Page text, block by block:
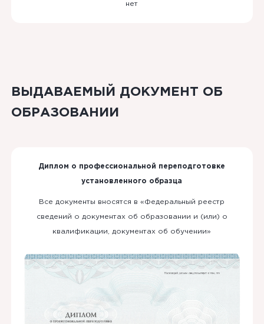
нет
ВЫДАВАЕМЫЙ ДОКУМЕНТ ОБ
ОБРАЗОВАНИИ
Диплом о профессиональной переподготовке
установленного образца
Все документы вносятся в «Федеральный реестр
сведений о документах об образовании и (или) о
квалификации, документах об обучении»